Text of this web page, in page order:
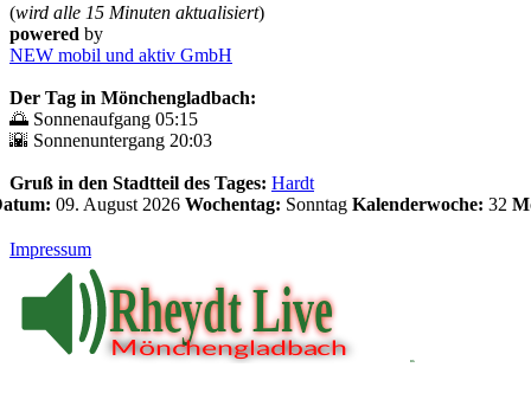
(wird alle 15 Minuten aktualisiert)
powered by
NEW mobil und aktiv GmbH
Der Tag in Mönchengladbach:
🌅 Sonnenaufgang 05:15
🌇 Sonnenuntergang 20:03
Gruß in den Stadtteil des Tages: Hardt
09. August 2026 Wochentag: Sonntag Kalenderwoche: 32
Impressum